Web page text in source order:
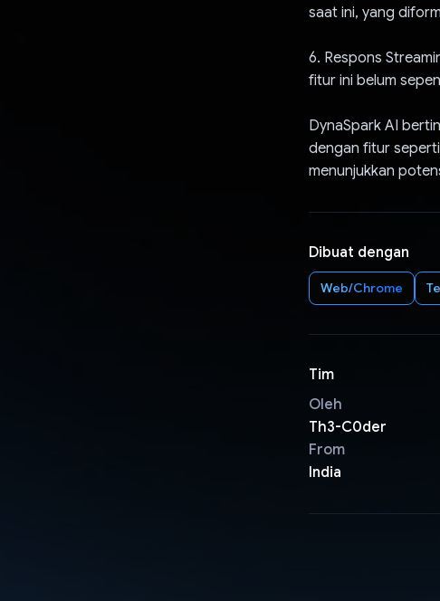
saat ini, yang
6. Respons
fitur ini belum
DynaSpark AI
dengan fitur
menunjukkan
Dibuat dengan
Web/Chrome
Tim
Oleh
Th3-C0der
From
India